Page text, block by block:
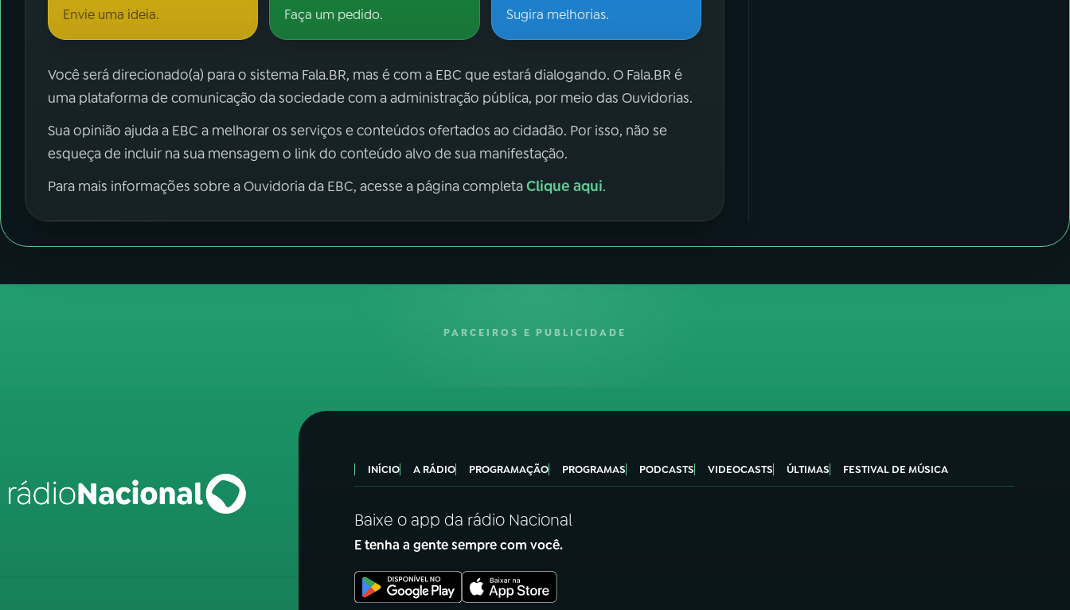
Envie uma ideia. Faça um pedido. Sugira melhorias.
Você será direcionado(a) para o sistema Fala.BR, mas é com a EBC que estará dialogando. O Fala.BR é
uma plataforma de comunicação da sociedade com a administração pública, por meio das Ouvidorias.
Sua opinião ajuda a EBC a melhorar os serviços e conteúdos ofertados ao cidadão. Por isso, não se
esqueça de incluir na sua mensagem o link do conteúdo alvo de sua manifestação.
Para mais informações sobre a Ouvidoria da EBC, acesse a página completaClique aqui.
PARCEIROS E PUBLICIDADE
INÍCIO A RÁDIO PROGRAMAÇÃO PROGRAMAS PODCASTS VIDEOCASTS ÚLTIMAS FESTIVAL DE MÚSICA
Baixe o app da rádio Nacional
E tenha a gente sempre com você.